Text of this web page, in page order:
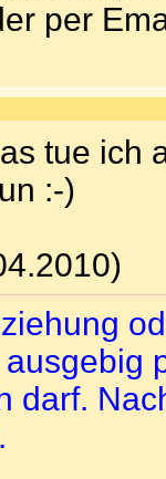
per
tue ich
:-)
darf.